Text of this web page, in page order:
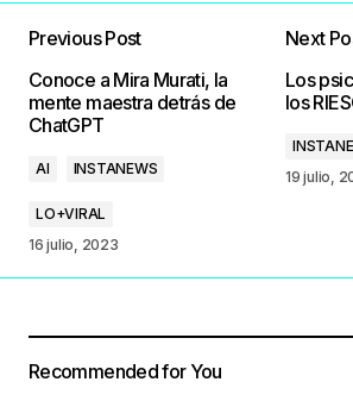
Previous Post
Conoce a Mira Murati, la
mente maestra detrás de
ChatGPT
AI INSTANEWS
LO+VIRAL
16 julio, 2023
Next
Los
los
19 julio,
Recommended for You